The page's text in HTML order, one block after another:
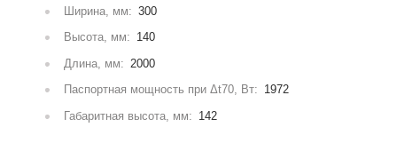
Ширина, мм: 300
Высота, мм: 140
Длина, мм: 2000
Паспортная мощность при Δt70, Вт: 1972
Габаритная высота, мм: 142